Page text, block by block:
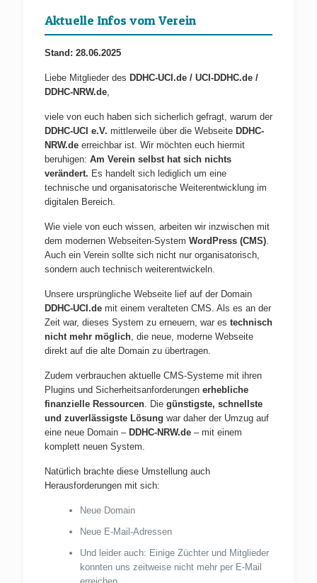
Aktuelle Infos vom Verein
Stand: 28.06.2025
Liebe Mitglieder des DDHC-UCI.de / UCI-DDHC.de /
DDHC-NRW.de,
viele von euch haben sich sicherlich gefragt, warum der
DDHC-UCI e.V. mittlerweile über die Webseite DDHC-
NRW.de erreichbar ist. Wir möchten euch hiermit
beruhigen: Am Verein selbst hat sich nichts
verändert. Es handelt sich lediglich um eine
technische und organisatorische Weiterentwicklung im
digitalen Bereich.
Wie viele von euch wissen, arbeiten wir inzwischen mit
dem modernen Webseiten-System WordPress (CMS).
Auch ein Verein sollte sich nicht nur organisatorisch,
sondern auch technisch weiterentwickeln.
Unsere ursprüngliche Webseite lief auf der Domain
DDHC-UCI.de mit einem veralteten CMS. Als es an der
Zeit war, dieses System zu erneuern, war es technisch
nicht mehr möglich, die neue, moderne Webseite
direkt auf die alte Domain zu übertragen.
Zudem verbrauchen aktuelle CMS-Systeme mit ihren
Plugins und Sicherheitsanforderungen erhebliche
finanzielle Ressourcen. Die günstigste, schnellste
und zuverlässigste Lösung war daher der Umzug auf
eine neue Domain – DDHC-NRW.de – mit einem
komplett neuen System.
Natürlich brachte diese Umstellung auch
Herausforderungen mit sich:
Neue Domain
Neue E-Mail-Adressen
Und leider auch: Einige Züchter und Mitglieder
konnten uns zeitweise nicht mehr per E-Mail